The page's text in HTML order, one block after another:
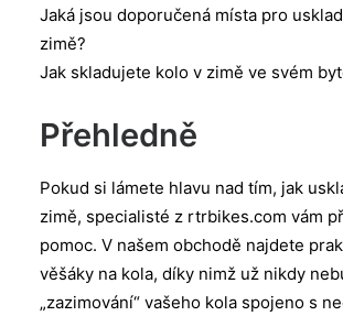
Jaká jsou doporučená místa pro
zimě?
Jak skladujete kolo v zimě ve svém
Přehledně
Pokud si lámete hlavu nad tím, jak
zimě, specialisté z rtrbikes.com vám
pomoc. V našem obchodě najdete
věšáky na kola, díky nimž už nikdy
„zazimování“ vašeho kola spojeno s